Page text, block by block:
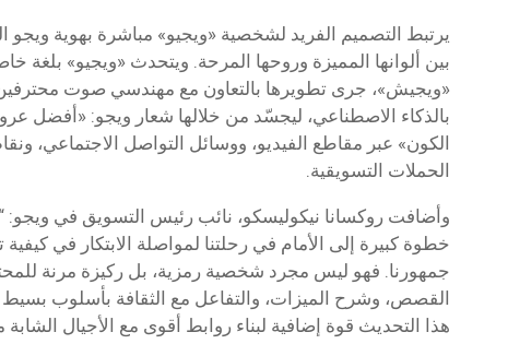
يرتبط التصميم الفريد لشخصية «ويجيو» مباشرة بهوية ويجو
بين ألوانها المميزة وروحها المرحة. ويتحدث «ويجيو» بلغة
«ويجيش»، جرى تطويرها بالتعاون مع مهندسي صوت محترفين
بالذكاء الاصطناعي، ليجسّد من خلالها شعار ويجو: «أفضل
الكون» عبر مقاطع الفيديو، ووسائل التواصل الاجتماعي،
الحملات التسويقية.
وأضافت روكسانا نيكوليسكو، نائب رئيس التسويق في ويجو:
خطوة كبيرة إلى الأمام في رحلتنا لمواصلة الابتكار في كيفية
جمهورنا. فهو ليس مجرد شخصية رمزية، بل ركيزة مرنة
القصص، وشرح الميزات، والتفاعل مع الثقافة بأسلوب بسيط
هذا التحديث قوة إضافية لبناء روابط أقوى مع الأجيال